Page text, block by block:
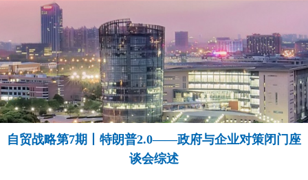
自贸战略第7期丨特朗普2.0――政府与企业对策闭门座
谈会综述